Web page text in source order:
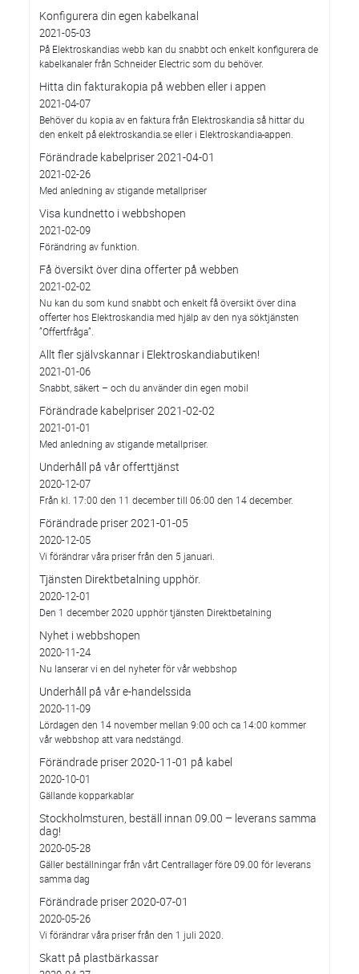
Konfigurera din egen kabelkanal
2021-05-03
På Elektroskandias webb kan du snabbt och enkelt konfigurera de
kabelkanaler från Schneider Electric som du behöver.
Hitta din fakturakopia på webben eller i appen
2021-04-07
Behöver du kopia av en faktura från Elektroskandia så hittar du
den enkelt på elektroskandia.se eller i Elektro­skandia-appen.
Förändrade kabelpriser 2021-04-01
2021-02-26
Med anledning av stigande metallpriser
Visa kundnetto i webbshopen
2021-02-09
Förändring av funktion.
Få översikt över dina offerter på webben
2021-02-02
Nu kan du som kund snabbt och enkelt få översikt över dina
offerter hos Elektroskandia med hjälp av den nya söktjänsten
”Offertfråga”.
Allt fler självskannar i Elektroskandiabutiken!
2021-01-06
Snabbt, säkert – och du använder din egen mobil
Förändrade kabelpriser 2021-02-02
2021-01-01
Med anledning av stigande metallpriser.
Underhåll på vår offerttjänst
2020-12-07
Från kl. 17:00 den 11 december till 06:00 den 14 december.
Förändrade priser 2021-01-05
2020-12-05
Vi förändrar våra priser från den 5 januari.
Tjänsten Direktbetalning upphör.
2020-12-01
Den 1 december 2020 upphör tjänsten Direktbetalning
Nyhet i webbshopen
2020-11-24
Nu lanserar vi en del nyheter för vår webbshop
Underhåll på vår e-handelssida
2020-11-09
Lördagen den 14 november mellan 9:00 och ca 14:00 kommer
vår webbshop att vara nedstängd.
Förändrade priser 2020-11-01 på kabel
2020-10-01
Gällande kopparkablar
Stockholmsturen, beställ innan 09.00 – leverans samma
dag!
2020-05-28
Gäller beställningar från vårt Centrallager före 09.00 för leverans
samma dag
Förändrade priser 2020-07-01
2020-05-26
Vi förändrar våra priser från den 1 juli 2020.
Skatt på plastbärkassar